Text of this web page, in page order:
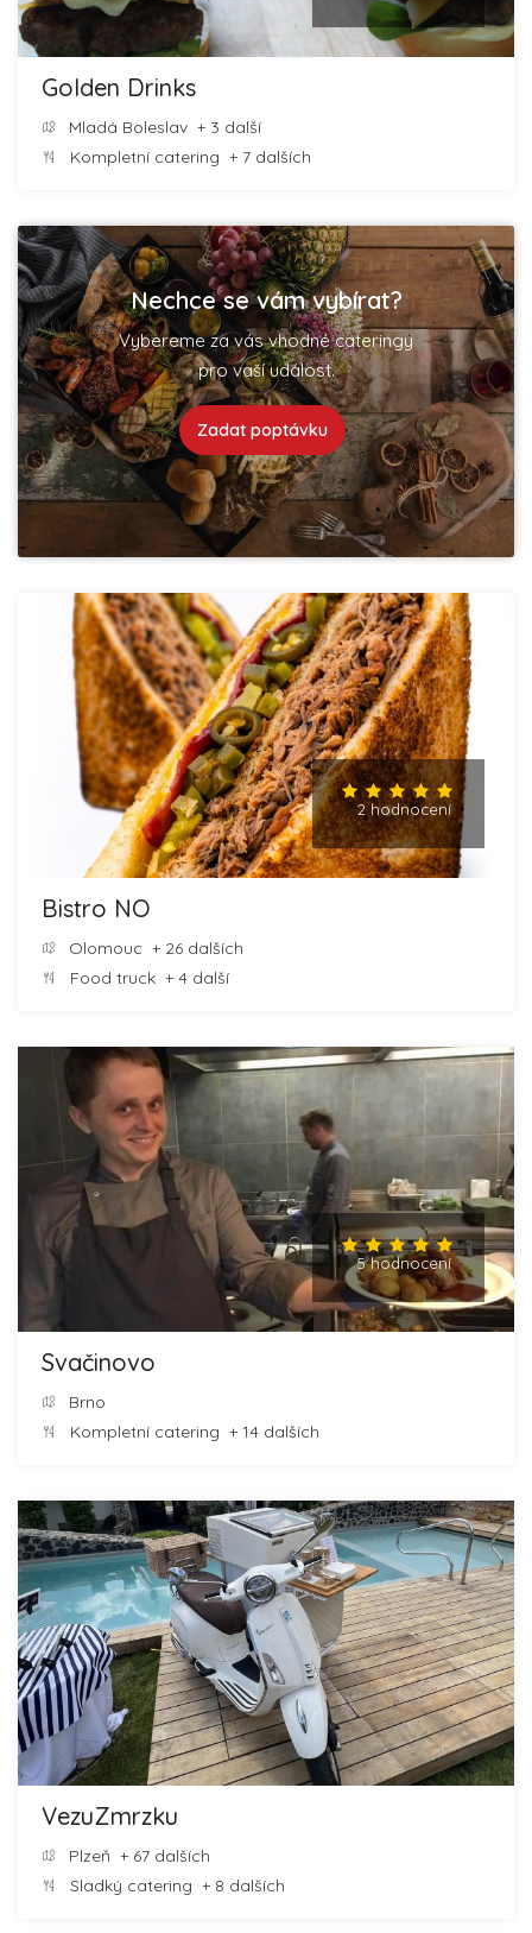
Golden Drinks
Mladá Boleslav + 3 další
Kompletní catering + 7 dalších
Nechce se vám vybírat?
Vybereme za vás vhodné cateringy
pro vaší událost.
Zadat poptávku
2 hodnocení
Bistro NO
Olomouc + 26 dalších
Food truck + 4 další
5 hodnocení
Svačinovo
Brno
Kompletní catering + 14 dalších
VezuZmrzku
Plzeň + 67 dalších
Sladký catering + 8 dalších